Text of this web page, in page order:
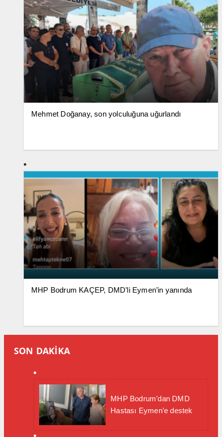
Mehmet Doğanay, son yolculuğuna uğurlandı
MHP Bodrum KAÇEP, DMD’li Eymen’in yanında
SON DAKİKA
MHP Bodrum’dan DMD
Hastası Eymen’e destek